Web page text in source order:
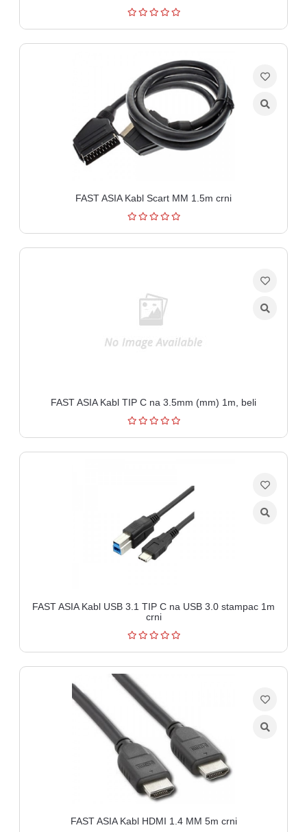
FAST ASIA Kabl Scart MM 1.5m crni
FAST ASIA Kabl TIP C na 3.5mm (mm) 1m, beli
FAST ASIA Kabl USB 3.1 TIP C na USB 3.0 stampac 1m
crni
FAST ASIA Kabl HDMI 1.4 MM 5m crni